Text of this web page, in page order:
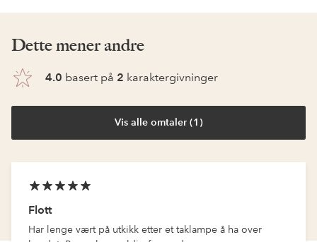
Dette mener andre
4.0 basert på 2 karaktergivninger
Vis alle omtaler (1)
Flott
Har lenge vært på utkikk etter et taklampe å ha over